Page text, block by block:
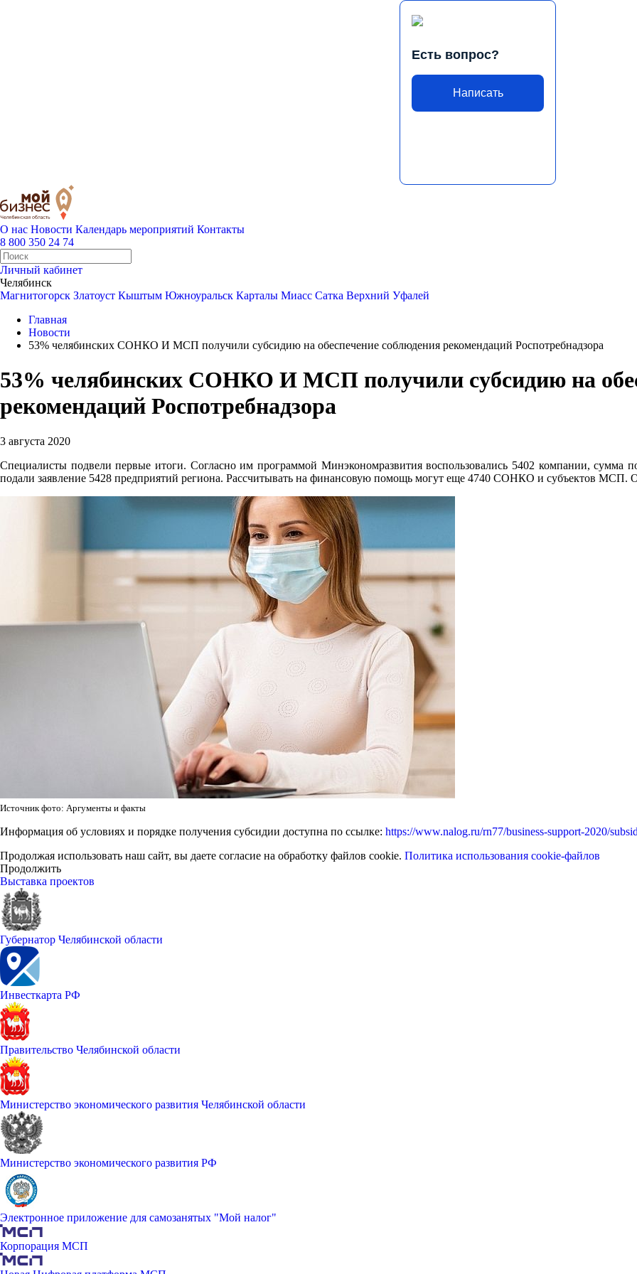
Есть вопрос?
Написать
О нас Новости Календарь мероприятий Контакты
8 800 350 24 74
Личный кабинет
Челябинск
Магнитогорск Златоуст Кыштым Южноуральск Карталы Миасс Сатка Верхний Уфалей
Главная
Новости
53% челябинских СОНКО И МСП получили субсидию на обеспечение соблюдения рекомендаций Роспотребнадзора
53% челябинских СОНКО И МСП получили субсидию на
рекомендаций Роспотребнадзора
3 августа 2020
Специалисты подвели первые итоги. Согласно им программой Минэкономразвития воспользовались 5402 компании, сумма
подали заявление 5428 предприятий региона. Рассчитывать на финансовую помощь могут еще 4740 СОНКО и субъектов МСП.
Источник фото: Аргументы и факты
Информация об условиях и порядке получения субсидии доступна по ссылке: https://www.nalog.ru/rn77/business-support-2020/
Продолжая использовать наш сайт, вы даете согласие на обработку файлов cookie. Политика использования cookie-файлов
Продолжить
Выставка проектов
Губернатор Челябинской области
Инвесткарта РФ
Правительство Челябинской области
Министерство экономического развития Челябинской области
Министерство экономического развития РФ
Электронное приложение для самозанятых "Мой налог"
Корпорация МСП